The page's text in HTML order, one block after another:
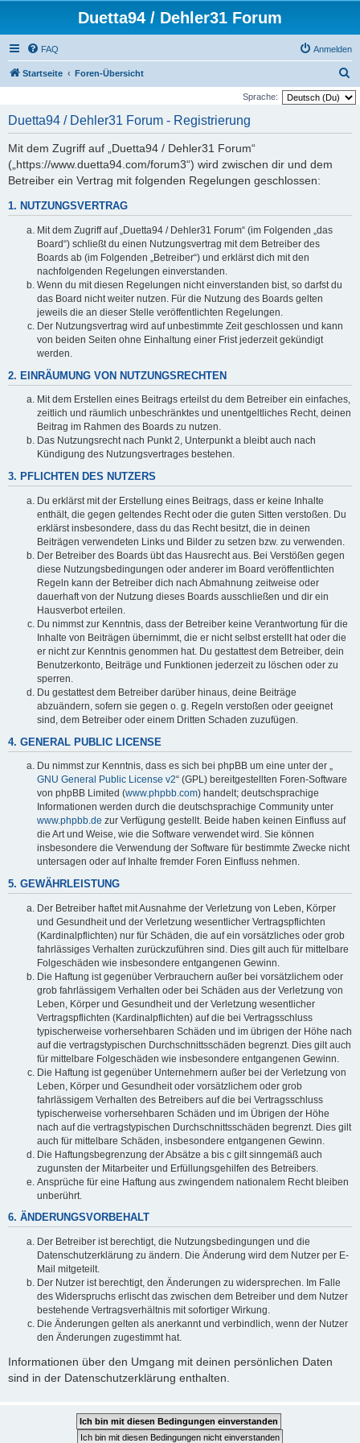
Duetta94 / Dehler31 Forum
FAQ Anmelden
Startseite Foren-Übersicht
u
Sprache:
Duetta94 / Dehler31 Forum - Registrierung
Mit dem Zugriff auf „Duetta94 / Dehler31 Forum“
(„https://www.duetta94.com/forum3“) wird zwischen dir und dem
Betreiber ein Vertrag mit folgenden Regelungen geschlossen:
1. NUTZUNGSVERTRAG
Mit dem Zugriff auf „Duetta94 / Dehler31 Forum“ (im Folgenden „das
Board“) schließt du einen Nutzungsvertrag mit dem Betreiber des
Boards ab (im Folgenden „Betreiber“) und erklärst dich mit den
nachfolgenden Regelungen einverstanden.
Wenn du mit diesen Regelungen nicht einverstanden bist, so darfst du
das Board nicht weiter nutzen. Für die Nutzung des Boards gelten
jeweils die an dieser Stelle veröffentlichten Regelungen.
Der Nutzungsvertrag wird auf unbestimmte Zeit geschlossen und kann
von beiden Seiten ohne Einhaltung einer Frist jederzeit gekündigt
werden.
2. EINRÄUMUNG VON NUTZUNGSRECHTEN
Mit dem Erstellen eines Beitrags erteilst du dem Betreiber ein einfaches,
zeitlich und räumlich unbeschränktes und unentgeltliches Recht, deinen
Beitrag im Rahmen des Boards zu nutzen.
Das Nutzungsrecht nach Punkt 2, Unterpunkt a bleibt auch nach
Kündigung des Nutzungsvertrages bestehen.
3. PFLICHTEN DES NUTZERS
Du erklärst mit der Erstellung eines Beitrags, dass er keine Inhalte
enthält, die gegen geltendes Recht oder die guten Sitten verstoßen. Du
erklärst insbesondere, dass du das Recht besitzt, die in deinen
Beiträgen verwendeten Links und Bilder zu setzen bzw. zu verwenden.
Der Betreiber des Boards übt das Hausrecht aus. Bei Verstößen gegen
diese Nutzungsbedingungen oder anderer im Board veröffentlichten
Regeln kann der Betreiber dich nach Abmahnung zeitweise oder
dauerhaft von der Nutzung dieses Boards ausschließen und dir ein
Hausverbot erteilen.
Du nimmst zur Kenntnis, dass der Betreiber keine Verantwortung für die
Inhalte von Beiträgen übernimmt, die er nicht selbst erstellt hat oder die
er nicht zur Kenntnis genommen hat. Du gestattest dem Betreiber, dein
Benutzerkonto, Beiträge und Funktionen jederzeit zu löschen oder zu
sperren.
Du gestattest dem Betreiber darüber hinaus, deine Beiträge
abzuändern, sofern sie gegen o. g. Regeln verstoßen oder geeignet
sind, dem Betreiber oder einem Dritten Schaden zuzufügen.
4. GENERAL PUBLIC LICENSE
Du nimmst zur Kenntnis, dass es sich bei phpBB um eine unter der „
GNU General Public License v2“ (GPL) bereitgestellten Foren-Software
von phpBB Limited (www.phpbb.com) handelt; deutschsprachige
Informationen werden durch die deutschsprachige Community unter
www.phpbb.de zur Verfügung gestellt. Beide haben keinen Einfluss auf
die Art und Weise, wie die Software verwendet wird. Sie können
insbesondere die Verwendung der Software für bestimmte Zwecke nicht
untersagen oder auf Inhalte fremder Foren Einfluss nehmen.
5. GEWÄHRLEISTUNG
Der Betreiber haftet mit Ausnahme der Verletzung von Leben, Körper
und Gesundheit und der Verletzung wesentlicher Vertragspflichten
(Kardinalpflichten) nur für Schäden, die auf ein vorsätzliches oder grob
fahrlässiges Verhalten zurückzuführen sind. Dies gilt auch für mittelbare
Folgeschäden wie insbesondere entgangenen Gewinn.
Die Haftung ist gegenüber Verbrauchern außer bei vorsätzlichem oder
grob fahrlässigem Verhalten oder bei Schäden aus der Verletzung von
Leben, Körper und Gesundheit und der Verletzung wesentlicher
Vertragspflichten (Kardinalpflichten) auf die bei Vertragsschluss
typischerweise vorhersehbaren Schäden und im übrigen der Höhe nach
auf die vertragstypischen Durchschnittsschäden begrenzt. Dies gilt auch
für mittelbare Folgeschäden wie insbesondere entgangenen Gewinn.
Die Haftung ist gegenüber Unternehmern außer bei der Verletzung von
Leben, Körper und Gesundheit oder vorsätzlichem oder grob
fahrlässigem Verhalten des Betreibers auf die bei Vertragsschluss
typischerweise vorhersehbaren Schäden und im Übrigen der Höhe
nach auf die vertragstypischen Durchschnittsschäden begrenzt. Dies gilt
auch für mittelbare Schäden, insbesondere entgangenen Gewinn.
Die Haftungsbegrenzung der Absätze a bis c gilt sinngemäß auch
zugunsten der Mitarbeiter und Erfüllungsgehilfen des Betreibers.
Ansprüche für eine Haftung aus zwingendem nationalem Recht bleiben
unberührt.
6. ÄNDERUNGSVORBEHALT
Der Betreiber ist berechtigt, die Nutzungsbedingungen und die
Datenschutzerklärung zu ändern. Die Änderung wird dem Nutzer per E-
Mail mitgeteilt.
Der Nutzer ist berechtigt, den Änderungen zu widersprechen. Im Falle
des Widerspruchs erlischt das zwischen dem Betreiber und dem Nutzer
bestehende Vertragsverhältnis mit sofortiger Wirkung.
Die Änderungen gelten als anerkannt und verbindlich, wenn der Nutzer
den Änderungen zugestimmt hat.
Informationen über den Umgang mit deinen persönlichen Daten
sind in der Datenschutzerklärung enthalten.